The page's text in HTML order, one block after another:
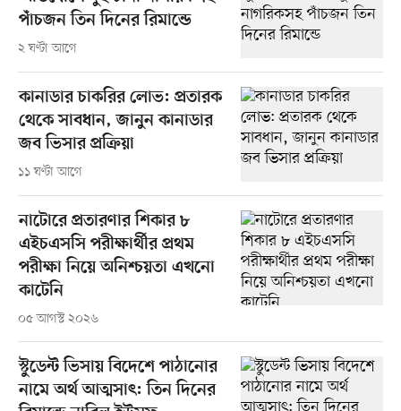
পাঁচজন তিন দিনের রিমান্ডে
২ ঘণ্টা আগে
কানাডার চাকরির লোভ: প্রতারক
থেকে সাবধান, জানুন কানাডার
জব ভিসার প্রক্রিয়া
১১ ঘণ্টা আগে
নাটোরে প্রতারণার শিকার ৮
এইচএসসি পরীক্ষার্থীর প্রথম
পরীক্ষা নিয়ে অনিশ্চয়তা এখনো
কাটেনি
০৫ আগস্ট ২০২৬
স্টুডেন্ট ভিসায় বিদেশে পাঠানোর
নামে অর্থ আত্মসাৎ: তিন দিনের